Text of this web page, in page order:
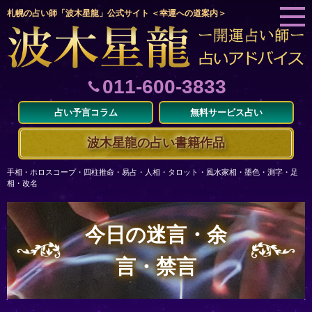
札幌の占い師「波木星龍」公式サイト ＜幸運への道案内＞
011-600-3833
占い予言コラム 無料サービス占い
波木星龍の占い書籍作品
手相・ホロスコープ・四柱推命・易占・人相・タロット・風水家相・墨色・測字・足
相・改名
今日の迷言・余
言・禁言